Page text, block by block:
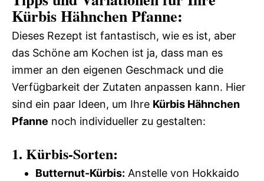
Kürbis Hähnchen Pfanne:
Dieses Rezept ist fantastisch, wie es ist, aber
das Schöne am Kochen ist ja, dass man es
immer an den eigenen Geschmack und die
Verfügbarkeit der Zutaten anpassen kann. Hier
sind ein paar Ideen, um Ihre Kürbis Hähnchen
Pfanne noch individueller zu gestalten:
1. Kürbis-Sorten:
Butternut-Kürbis: Anstelle von Hokkaido